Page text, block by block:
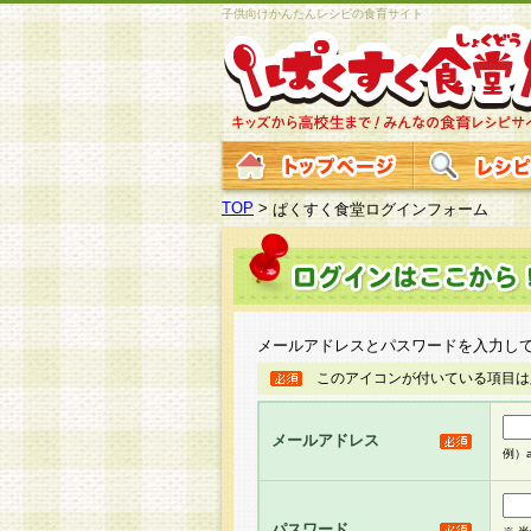
子供向けかんたんレシピの食育サイト
TOP >ぱくすく食堂ログインフォーム
メールアドレスとパスワードを入力し
このアイコンが付いている項目
メールアドレス
例）